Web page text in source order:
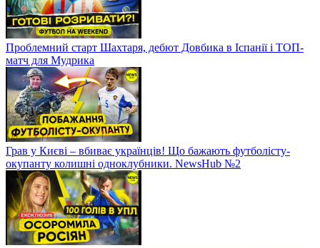
Проблемний старт Шахтаря, дебют Довбика в Іспанії і ТОП-
матч для Мудрика
Грав у Києві – вбиває українців! Що бажають футболісту-
окупанту колишні одноклубники. NewsHub №2